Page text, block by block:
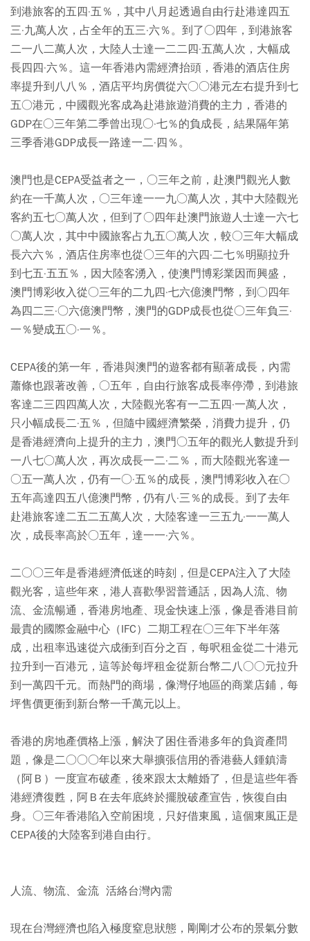
到港旅客的五四·五％，其中八月起透過自由行赴港達四五
三·九萬人次，占全年的五三·六％。到了○四年，到港旅客
二一八二萬人次，大陸人士達一二二四·五萬人次，大幅成
長四四·六％。這一年香港內需經濟抬頭，香港的酒店住房
率提升到八八％，酒店平均房價從六○○港元左右提升到七
五○港元，中國觀光客成為赴港旅遊消費的主力，香港的
GDP在○三年第二季曾出現○·七％的負成長，結果隔年第
三季香港GDP成長一路達一二·四％。
澳門也是CEPA受益者之一，○三年之前，赴澳門觀光人數
約在一千萬人次，○三年達一一九○萬人次，其中大陸觀光
客約五七○萬人次，但到了○四年赴澳門旅遊人士達一六七
○萬人次，其中中國旅客占九五○萬人次，較○三年大幅成
長六六％，酒店住房率也從○三年的六四·二七％明顯拉升
到七五·五五％，因大陸客湧入，使澳門博彩業因而興盛，
澳門博彩收入從○三年的二九四·七六億澳門幣，到○四年
為四二三·○六億澳門幣，澳門的GDP成長也從○三年負三·
一％變成五○·一％。
CEPA後的第一年，香港與澳門的遊客都有顯著成長，內需
蕭條也跟著改善，○五年，自由行旅客成長率停滯，到港旅
客達二三四四萬人次，大陸觀光客有一二五四·一萬人次，
只小幅成長二·五％，但隨中國經濟繁榮，消費力提升，仍
是香港經濟向上提升的主力，澳門○五年的觀光人數提升到
一八七○萬人次，再次成長一二·二％，而大陸觀光客達一
○五一萬人次，仍有一○·五％的成長，澳門博彩收入在○
五年高達四五八億澳門幣，仍有八·三％的成長。到了去年
赴港旅客達二五二五萬人次，大陸客達一三五九·一一萬人
次，成長率高於○五年，達一一·六％。
二○○三年是香港經濟低迷的時刻，但是CEPA注入了大陸
觀光客，這些年來，港人喜歡學習普通話，因為人流、物
流、金流暢通，香港房地產、現金快速上漲，像是香港目前
最貴的國際金融中心（IFC）二期工程在○三年下半年落
成，出租率迅速從六成衝到百分之百，每呎租金從二十港元
拉升到一百港元，這等於每坪租金從新台幣二八○○元拉升
到一萬四千元。而熱門的商場，像灣仔地區的商業店鋪，每
坪售價更衝到新台幣一千萬元以上。
香港的房地產價格上漲，解決了困住香港多年的負資產問
題，像是二○○○年以來大舉擴張信用的香港藝人鍾鎮濤
（阿Ｂ）一度宣布破產，後來跟太太離婚了，但是這些年香
港經濟復甦，阿Ｂ在去年底終於擺脫破產宣告，恢復自由
身。○三年香港陷入空前困境，只好借東風，這個東風正是
CEPA後的大陸客到港自由行。
人流、物流、金流 活絡台灣內需
現在台灣經濟也陷入極度窒息狀態，剛剛才公布的景氣分數